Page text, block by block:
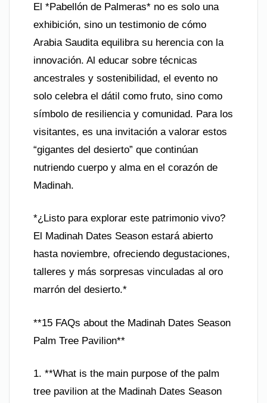
El *Pabellón de Palmeras* no es solo una
exhibición, sino un testimonio de cómo
Arabia Saudita equilibra su herencia con la
innovación. Al educar sobre técnicas
ancestrales y sostenibilidad, el evento no
solo celebra el dátil como fruto, sino como
símbolo de resiliencia y comunidad. Para los
visitantes, es una invitación a valorar estos
“gigantes del desierto” que continúan
nutriendo cuerpo y alma en el corazón de
Madinah.
*¿Listo para explorar este patrimonio vivo?
El Madinah Dates Season estará abierto
hasta noviembre, ofreciendo degustaciones,
talleres y más sorpresas vinculadas al oro
marrón del desierto.*
**15 FAQs about the Madinah Dates Season
Palm Tree Pavilion**
1. **What is the main purpose of the palm
tree pavilion at the Madinah Dates Season